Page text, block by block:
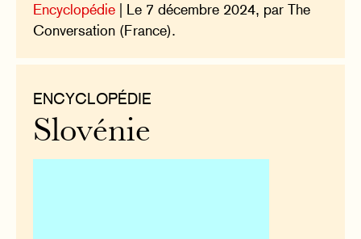
Encyclopédie | Le 7 décembre 2024, par The
Conversation (France).
ENCYCLOPÉDIE
Slovénie